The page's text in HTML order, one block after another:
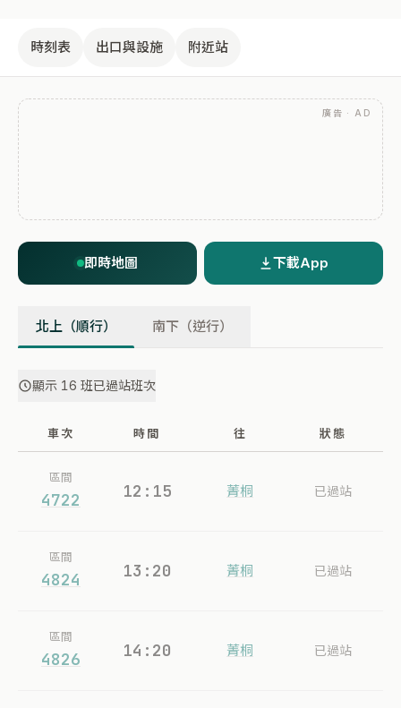
時刻表 出口與設施 附近站
廣告 · AD
即時地圖 下載App
北上（順行） 南下（逆行）
顯示 16 班已過站班次
車次 時間 往 狀態
區間
4722 12:15 菁桐 已過站
區間
4824 13:20 菁桐 已過站
區間
4826 14:20 菁桐 已過站